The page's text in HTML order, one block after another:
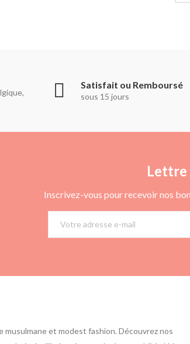
Satisfait ou Remboursé
sous 15 jours
Inscrivez-vous pour recevoir nos
musulmane et modest fashion. Découvrez nos